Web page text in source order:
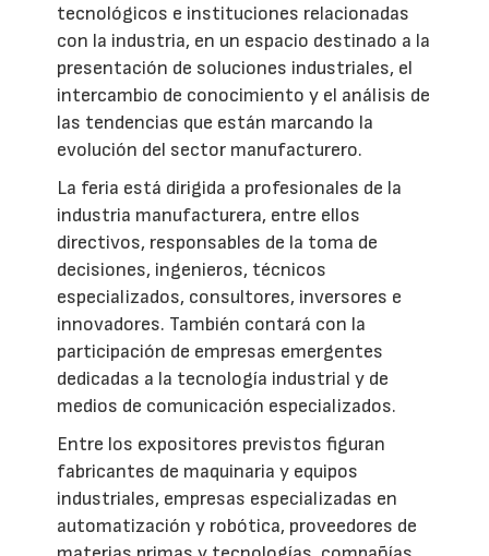
tecnológicos e instituciones relacionadas
con la industria, en un espacio destinado a la
presentación de soluciones industriales, el
intercambio de conocimiento y el análisis de
las tendencias que están marcando la
evolución del sector manufacturero.
La feria está dirigida a profesionales de la
industria manufacturera, entre ellos
directivos, responsables de la toma de
decisiones, ingenieros, técnicos
especializados, consultores, inversores e
innovadores. También contará con la
participación de empresas emergentes
dedicadas a la tecnología industrial y de
medios de comunicación especializados.
Entre los expositores previstos figuran
fabricantes de maquinaria y equipos
industriales, empresas especializadas en
automatización y robótica, proveedores de